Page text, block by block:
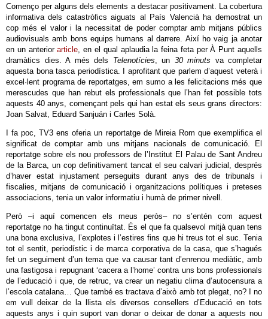
Començo per alguns dels elements a destacar positivament. La cobertura
informativa dels catastròfics aiguats al País Valencià ha demostrat un
cop més el valor i la necessitat de poder comptar amb mitjans públics
audiovisuals amb bons equips humans al darrere. Així ho vaig ja anotar
en un anteriorarticle, en el qual aplaudia la feina feta per À Punt aquells
dramàtics dies. A més dels Telenotícies, un 30 minuts va completar
aquesta bona tasca periodística. I aprofitant que parlem d’aquest veterà i
excel·lent programa de reportatges, em sumo a les felicitacions més que
merescudes que han rebut els professionals que l’han fet possible tots
aquests 40 anys, començant pels qui han estat els seus grans directors:
Joan Salvat, Eduard Sanjuán i Carles Solà.
I fa poc, TV3 ens oferia un reportatge de Mireia Rom que exemplifica el
significat de comptar amb uns mitjans nacionals de comunicació. El
reportatge sobre els nou professors de l’Institut El Palau de Sant Andreu
de la Barca, un cop definitivament tancat el seu calvari judicial, després
d’haver estat injustament perseguits durant anys des de tribunals i
fiscalies, mitjans de comunicació i organitzacions polítiques i preteses
associacions, tenia un valor informatiu i humà de primer nivell.
Però –i aquí comencen els meus peròs– no s’entén com aquest
reportatge no ha tingut continuïtat. És el que fa qualsevol mitjà quan tens
una bona exclusiva, l’explotes i l’estires fins que hi treus tot el suc. Tenia
tot el sentit, periodístic i de marca corporativa de la casa, que s’hagués
fet un seguiment d’un tema que va causar tant d’enrenou mediàtic, amb
una fastigosa i repugnant ‘cacera a l’home’ contra uns bons professionals
de l’educació i que, de retruc, va crear un negatiu clima d’autocensura a
l’escola catalana… Que també es tractava d’això amb tot plegat, no? I no
em vull deixar de la llista els diversos consellers d’Educació en tots
aquests anys i quin suport van donar o deixar de donar a aquests nou